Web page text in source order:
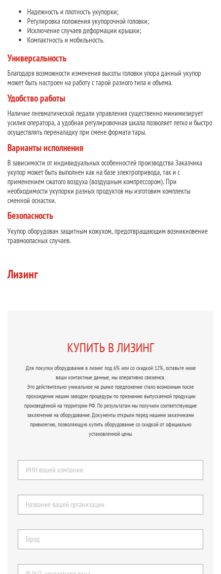
Надежность и плотность укупорки;
Регулировка положения укупорочной головки;
Исключение случаев деформации крышки;
Компактность и мобильность.
Универсальность
Благодаря возможности изменения высоты головки упора данный укупор
может быть настроен на работу с тарой разного типа и объема.
Удобство работы
Наличие пневматической педали управления существенно минимизирует
усилия оператора, а удобная регулировочная шкала позволяет легко и быстро
осуществлять переналадку при смене формата тары.
Варианты исполнения
В зависимости от индивидуальных особенностей производства Заказчика
укупор может быть выполнен как на базе электропривода, так и с
применением сжатого воздуха (воздушным компрессором). При
необходимости укупорки разных продуктов мы изготовим комплекты
сменной оснастки.
Безопасность
Укупор оборудован защитным кожухом, предотвращающим возникновение
травмоопасных случаев.
Лизинг
КУПИТЬ В ЛИЗИНГ
Для покупки оборудования в лизинг под 6% или со скидкой 12%, оставьте ниже
ваши контактные данные, мы оперативно свяжемся.
Это действительно уникальное на рынке предложение стало возможным после
прохождения нашим заводом процедуры по признанию выпускаемой продукции
произведённой на территории РФ. По результатам мы получили соответствующие
заключения на оборудование. Документы открыли перед нашими заказчиками
привилегию, позволяющую купить оборудование со скидкой от официально
установленной цены.